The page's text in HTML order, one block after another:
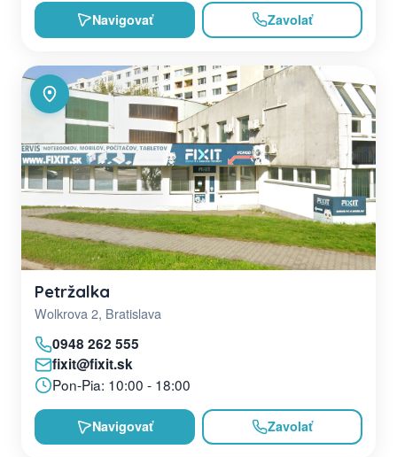
Navigovať Zavolať
Petržalka
Wolkrova 2, Bratislava
0948 262 555
fixit@fixit.sk
Pon-Pia: 10:00 - 18:00
Navigovať Zavolať